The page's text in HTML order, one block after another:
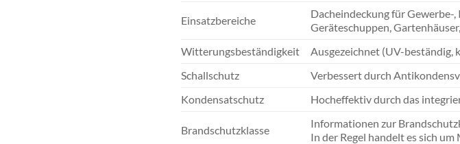
Einsatzbereiche
Dacheindeckung für Gewerbe-
Geräteschuppen,
Witterungsbeständigkeit
Ausgezeichnet (UV-beständig,
Schallschutz
Verbessert durch
Kondensatschutz
Hocheffektiv durch das
Brandschutzklasse
Informationen zur
In der Regel handelt es sich